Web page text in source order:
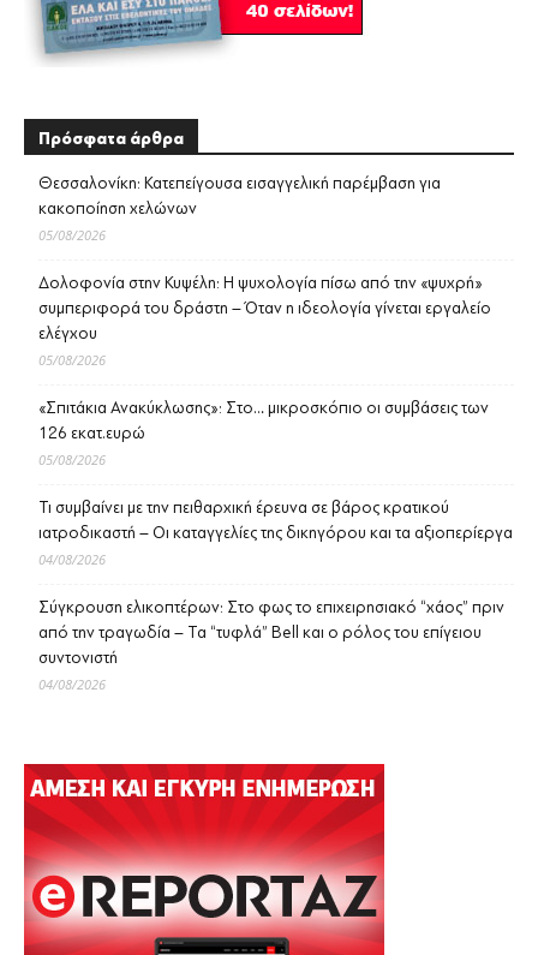
Πρόσφατα άρθρα
Θεσσαλονίκη: Κατεπείγουσα εισαγγελική παρέμβαση για
κακοποίηση χελώνων
05/08/2026
Δολοφονία στην Κυψέλη: Η ψυχολογία πίσω από την «ψυχρή»
συμπεριφορά του δράστη – Όταν η ιδεολογία γίνεται εργαλείο
ελέγχου
05/08/2026
«Σπιτάκια Ανακύκλωσης»: Στο… μικροσκόπιο οι συμβάσεις των
126 εκατ.ευρώ
05/08/2026
Τι συμβαίνει με την πειθαρχική έρευνα σε βάρος κρατικού
ιατροδικαστή – Οι καταγγελίες της δικηγόρου και τα αξιοπερίεργα
04/08/2026
Σύγκρουση ελικοπτέρων: Στο φως το επιχειρησιακό “χάος” πριν
από την τραγωδία – Τα “τυφλά” Bell και ο ρόλος του επίγειου
συντονιστή
04/08/2026